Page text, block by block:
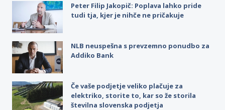
Peter Filip Jakopič: Poplava lahko pride
tudi tja, kjer je nihče ne pričakuje
NLB neuspešna s prevzemno ponudbo za
Addiko Bank
Če vaše podjetje veliko plačuje za
elektriko, storite to, kar so že storila
številna slovenska podjetja